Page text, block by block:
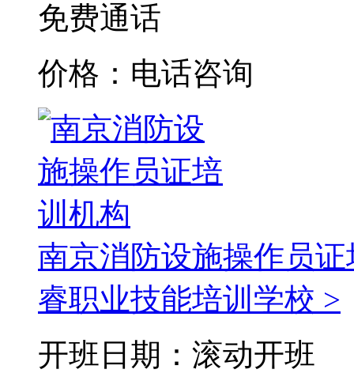
免费通话
价格：电话咨询
南京消防设施操作员
睿职业技能培训学校 >
开班日期：滚动开班